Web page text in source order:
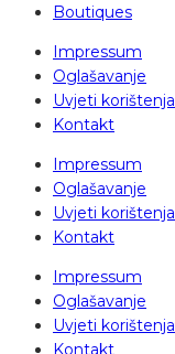
Boutiques
Impressum
Oglašavanje
Uvjeti korištenja
Kontakt
Impressum
Oglašavanje
Uvjeti korištenja
Kontakt
Impressum
Oglašavanje
Uvjeti korištenja
Kontakt